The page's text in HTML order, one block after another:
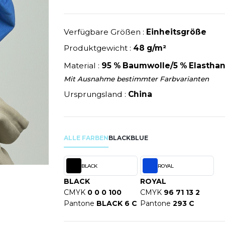
PRODUKTE
SCHLAFANZÜGE
SCHUHE
SICHERHEITSKLEIDUNG
SOFTSHELL
- BLANKS
NEW GEN
NEW MORNING STUDIOS
P
PAREDES SEGURIDAD
PARKS
PEN DUICK
PROMODORO
QUADRA
R
REGATTA
RESULT
RICA LEWIS
RUSSELL ATHLETIC®
RUSSELL ATHLETIC®
MODE
Verfügbare Größen : Einheitsgröße
Produktgewicht : 48 g/m²
Material : 95 % Baumwolle/5 %
Mit Ausnahme bestimmter Farbvarianten
Ursprungsland : China
ALLE FARBENBLACKBLUE
BLACK
BLACK
CMYK 0 0 0 100
Pantone BLACK 6 C
ROYAL
ROYAL
CMYK 96 71 13 2
Pantone 293 C